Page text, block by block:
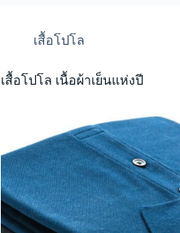
เสื้อโปโล
เสื้อโปโล เนื้อผ้าเย็นแห่งปี